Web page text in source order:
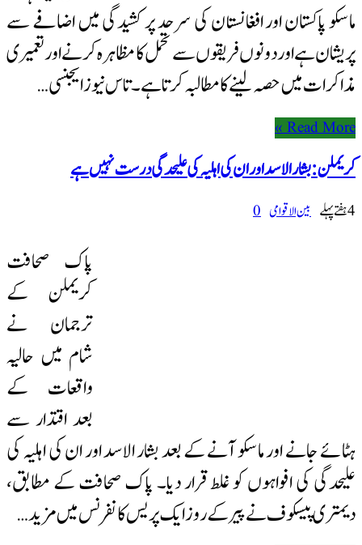
ماسکو پاکستان اور افغانستان کی سرحد پر کشیدگی میں اضافے سے
پریشان ہے اور دونوں فریقوں سے تحمل کا مظاہرہ کرنے اور تعمیری
مذاکرات میں حصہ لینے کا مطالبہ کرتا ہے۔ تاس نیوز ایجنسی …
Read More »
کریملن: بشار الاسد اور ان کی اہلیہ کی علیحدگی درست نہیں ہے
4 ہفتےپہلے بین الاقوامی 0
پاک صحافت
کریملن کے
ترجمان نے
شام میں حالیہ
واقعات کے
بعد اقتدار سے
ہٹائے جانے اور ماسکو آنے کے بعد بشار الاسد اور ان کی اہلیہ کی
علیحدگی کی افواہوں کو غلط قرار دیا۔ پاک صحافت کے مطابق،
دیمتری پیسکوف نے پیر کے روز ایک پریس کانفرنس میں مزید …